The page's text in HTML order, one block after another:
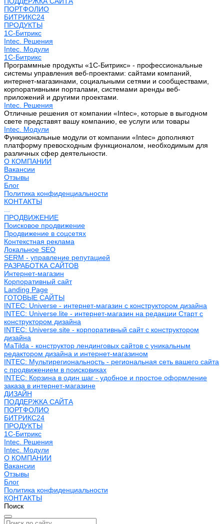
ПОРТФОЛИО
БИТРИКС24
ПРОДУКТЫ
1С-Битрикс
Intec. Решения
Intec. Модули
1С-Битрикс
Программные продукты «1С-Битрикс» - профессиональные
системы управления веб-проектами: сайтами компаний,
интернет-магазинами, социальными сетями и сообществами,
корпоративными порталами, системами аренды веб-
приложений и другими проектами.
Intec. Решения
Отличные решения от компании «Intec», которые в выгодном
свете представят вашу компанию, ее услуги или товары
Intec. Модули
Функциональные модули от компании «Intec» дополняют
платформу превосходным функционалом, необходимым для
различных сфер деятельности.
О КОМПАНИИ
Вакансии
Отзывы
Блог
Политика конфиденциальности
КОНТАКТЫ
ПРОДВИЖЕНИЕ
Поисковое продвижение
Продвижение в соцсетях
Контекстная реклама
Локальное SEO
SERM - управление репутацией
РАЗРАБОТКА САЙТОВ
Интернет-магазин
Корпоративный сайт
Landing Page
ГОТОВЫЕ САЙТЫ
INTEC: Universe - интернет-магазин с конструктором дизайна
INTEC: Universe.lite - интернет-магазин на редакции Старт с
конструктором дизайна
INTEC: Universe.site - корпоративный сайт с конструктором
дизайна
MaTilda - конструктор лендинговых сайтов с уникальным
редактором дизайна и интернет-магазином
INTEC: Мультирегиональность - региональная сеть вашего сайта
с продвижением в поисковиках
INTEC: Корзина в один шаг - удобное и простое оформление
заказа в интернет-магазине
ДИЗАЙН
ПОДДЕРЖКА САЙТА
ПОРТФОЛИО
БИТРИКС24
ПРОДУКТЫ
1С-Битрикс
Intec. Решения
Intec. Модули
О КОМПАНИИ
Вакансии
Отзывы
Блог
Политика конфиденциальности
КОНТАКТЫ
Поиск